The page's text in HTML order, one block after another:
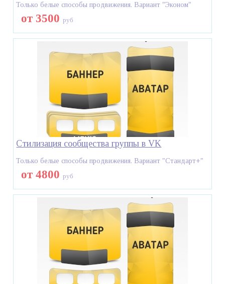
Только белые способы продвижения. Вариант "Эконом"
от 3500руб
Стилизация сообщества группы в VK
Только белые способы продвижения. Вариант "Стандарт+"
от 4800руб